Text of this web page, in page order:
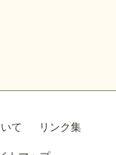
て リンク集